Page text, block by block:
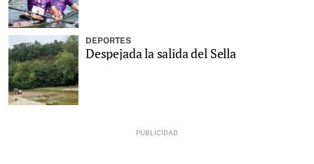
DEPORTES
Despejada la salida del Sella